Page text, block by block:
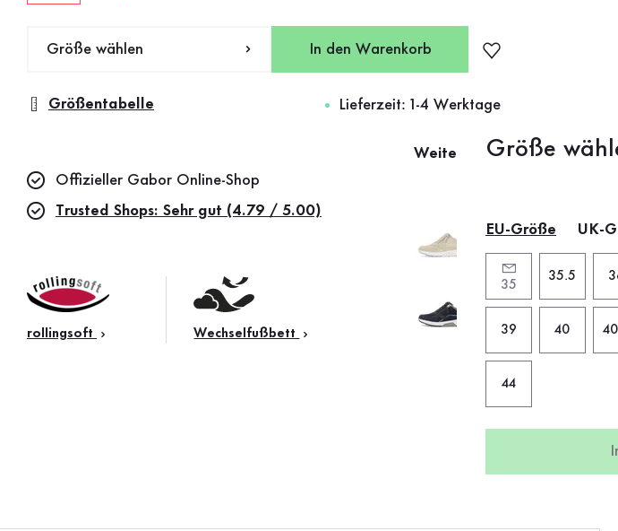
Größe wählen In den Warenkorb
Größentabelle Lieferzeit: 1-4 Werktage
Weitere Farben
Größe
EU-Größe UK-
35
35.5
39 40
44
Offizieller Gabor Online-Shop
Trusted Shops: Sehr gut (4.79 / 5.00)
rollingsoft Wechselfußbett